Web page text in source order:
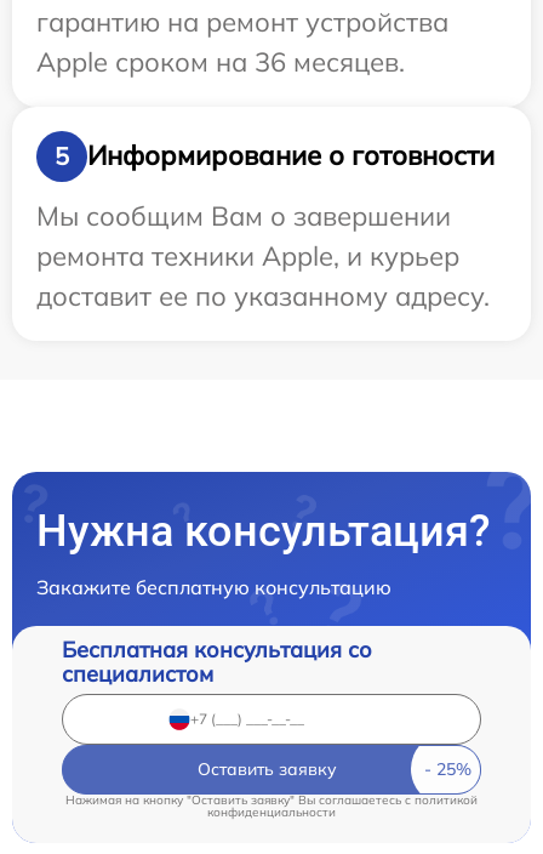
гарантию на ремонт устройства
Apple сроком на 36 месяцев.
5
Информирование о готовности
Мы сообщим Вам о завершении
ремонта техники Apple, и курьер
доставит ее по указанному адресу.
Нужна консультация?
Закажите бесплатную консультацию
Бесплатная консультация со
специалистом
Оставить заявку
Нажимая на кнопку "Оставить заявку" Вы соглашаетесь cполитикой
конфиденциальности